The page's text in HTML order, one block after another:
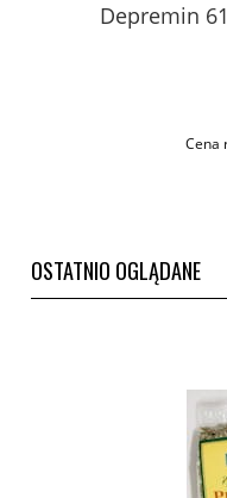
Depremin
Cena
OSTATNIO OGLĄDANE